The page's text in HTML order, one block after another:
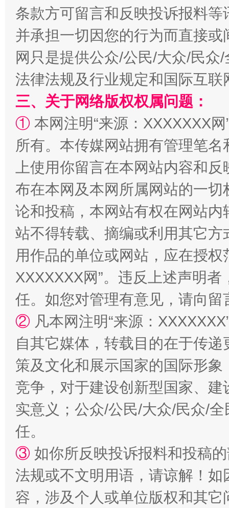
全民健身五年计划来了！等你上场
阿坝州三大球赛在茂县开幕 规模
国家大学科技园优化重塑工作
扯下公款旅游的“隐身衣” 如何以
条款方可留言和反映投诉报料
并承担一切因您的行为而直接
网只是提供公众/公民/大众/民
法律法规及行业规定和国际互
三、关于网络版权权属问题：
① 本网注明“来源：XXXXXXX
所有。本传媒网站拥有管理笔
上使用你留言在本网站内容和
布在本网及本网所属网站的一
论和投稿，本网站有权在网站
站不得转载、摘编或利用其它
用作品的单位或网站，应在授
XXXXXXX网”。违反上述声明
任。如您对管理有意见，请向
② 凡本网注明“来源：
自其它媒体，转载目的在于传
策及文化和展示国家的国际形
竞争，对于建设创新型国家、
实意义；公众/公民/大众/民众/
任。
③ 如你所反映投诉报料和投稿
法规或不文明用语，请谅解！
容，涉及个人或单位版权和其它